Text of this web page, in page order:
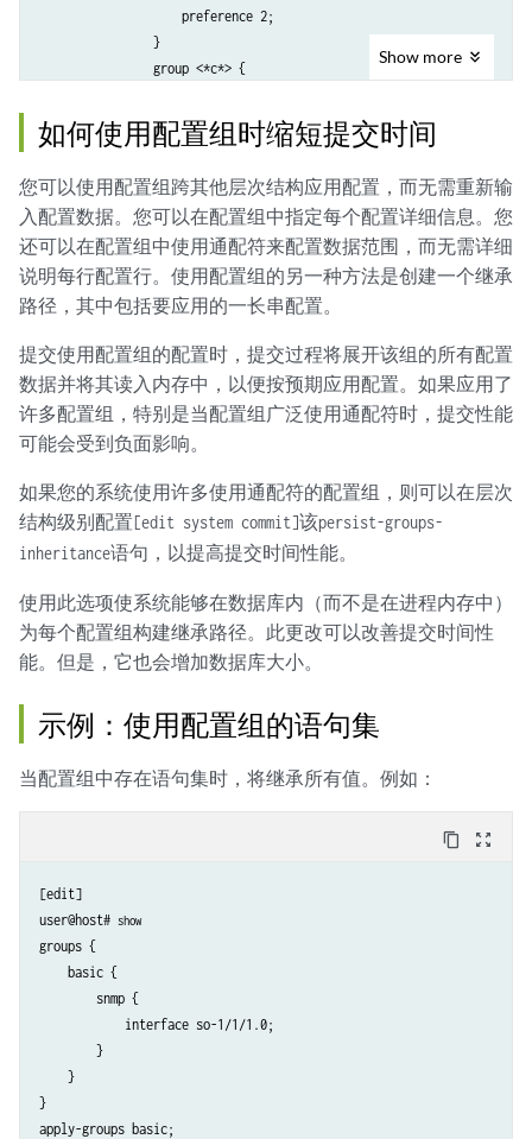
                    preference 2;
                }
                group <*c*> {
                }
                group <*d*> {
                }
                group abcd {
                    preference 10;
                    hold-time 10;
                    out-delay 10;
            }
        }
    }
}
    bgp {
        group abcd {
        }
    }
}
[edit]
user@host#
show | display inheritance
    bgp {
            ##
            ## ’10’ was inherited from group ’one’
            ##
            hold-time 10;
            ##
            ## ’3’ was inherited from group ’one’
            ##
            out-delay 3;
        }
    }
Show more
如何使用配置组时缩短提交时间
您可以使用配置组跨其他层次结构应用配置，而无需重新输
入配置数据。您可以在配置组中指定每个配置详细信息。您
还可以在配置组中使用通配符来配置数据范围，而无需详细
说明每行配置行。使用配置组的另一种方法是创建一个继承
路径，其中包括要应用的一长串配置。
提交使用配置组的配置时，提交过程将展开该组的所有配置
数据并将其读入内存中，以便按预期应用配置。如果应用了
许多配置组，特别是当配置组广泛使用通配符时，提交性能
可能会受到负面影响。
如果您的系统使用许多使用通配符的配置组，则可以在层次
结构级别配置[edit system commit]该persist-groups-
inheritance语句，以提高提交时间性能。
使用此选项使系统能够在数据库内（而不是在进程内存中）
为每个配置组构建继承路径。此更改可以改善提交时间性
能。但是，它也会增加数据库大小。
示例：使用配置组的语句集
当配置组中存在语句集时，将继承所有值。例如：
content_copy zoom_out_map
[edit]
user@host# show
groups {
    basic {
        snmp {
            interface so-1/1/1.0;
        }
    }
}
apply-groups basic;